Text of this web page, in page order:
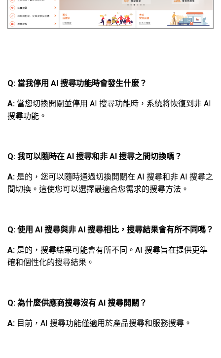
Q: 當我停用 AI 搜尋功能時會發生什麼？
A: 當您切換開關並停用 AI 搜尋功能時，系統將恢復到非 AI
搜尋功能。
Q: 我可以隨時在 AI 搜尋和非 AI 搜尋之間切換嗎？
A: 是的，您可以隨時通過切換開關在 AI 搜尋和非 AI 搜尋之
間切換。這使您可以選擇最適合您需求的搜尋方法。
Q: 使用 AI 搜尋與非 AI 搜尋相比，搜尋結果會有所不同嗎？
A: 是的，搜尋結果可能會有所不同。AI 搜尋旨在提供更準
確和個性化的搜尋結果。
Q: 為什麼供應商搜尋沒有 AI 搜尋開關？
A: 目前，AI 搜尋功能僅適用於產品搜尋和服務搜尋。